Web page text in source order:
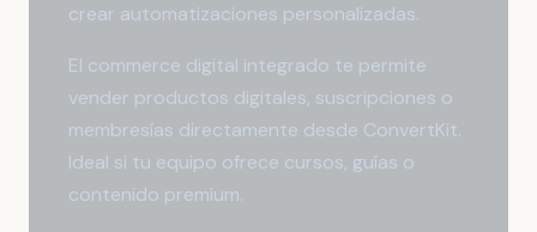
crear automatizaciones personalizadas.
El commerce digital integrado te permite
vender productos digitales, suscripciones o
membresías directamente desde ConvertKit.
Ideal si tu equipo ofrece cursos, guías o
contenido premium.